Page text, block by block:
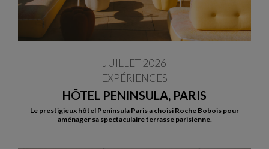
HÔTEL PENINSULA, PARIS
JUILLET 2026
EXPÉRIENCES
Le prestigieux hôtel Peninsula Paris a choisi Roche Bobois pour
aménager sa spectaculaire terrasse parisienne.